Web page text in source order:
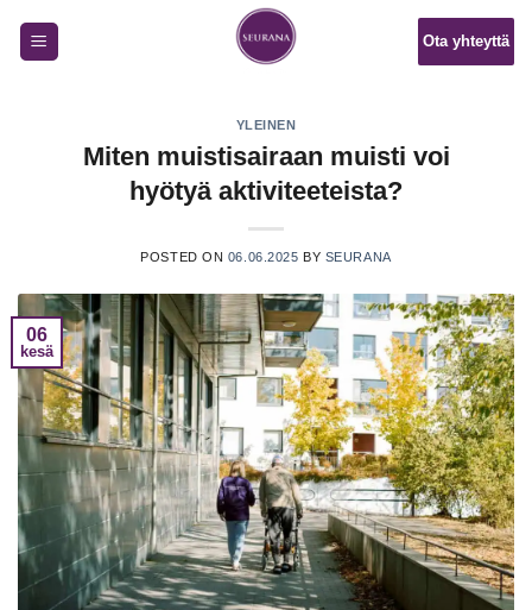
Ota yhteyttä
YLEINEN
Miten muistisairaan muisti voi
hyötyä aktiviteeteista?
POSTED ON 06.06.2025 BY SEURANA
06
kesä